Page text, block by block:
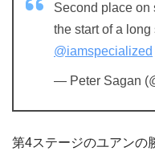
Second place on
the start of a long
@iamspecialized
— Peter Sagan
第4ステージのユアンの